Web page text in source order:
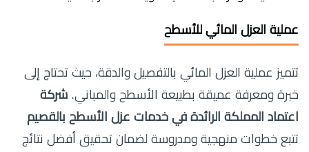
عملية العزل المائي للأسطح
تتميز عملية العزل المائي بالتفصيل والدقة، حيث تحتاج إلى
خبرة ومعرفة عميقة بطبيعة الأسطح والمباني. شركة
اعتماد المملكة الرائدة في خدمات عزل الأسطح بالقصيم
تتبع خطوات منهجية ومدروسة لضمان تحقيق أفضل نتائج